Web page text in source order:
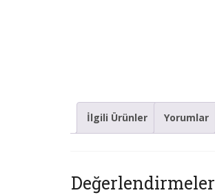
İlgili Ürünler Yorumlar
Değerlendirmeler